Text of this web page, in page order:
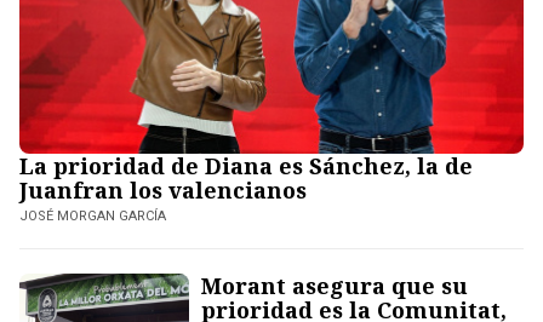
La prioridad de Diana es Sánchez, la de
Juanfran los valencianos
JOSÉ MORGAN GARCÍA
Morant asegura que su
prioridad es la Comunitat,